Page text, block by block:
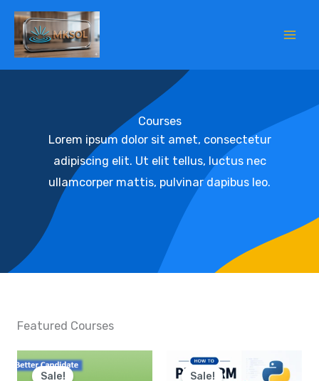
Skip
content
Courses
Lorem ipsum dolor sit amet, consectetur
adipiscing elit. Ut elit tellus, luctus nec
ullamcorper mattis, pulvinar dapibus leo.
Featured Courses
Sale!
Current
price
Sale!
Original
price
price